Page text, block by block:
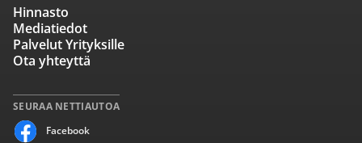
SEURAA NETTIAUTOA
Facebook
Hinnasto
Mediatiedot
Palvelut Yrityksille
Ota yhteyttä